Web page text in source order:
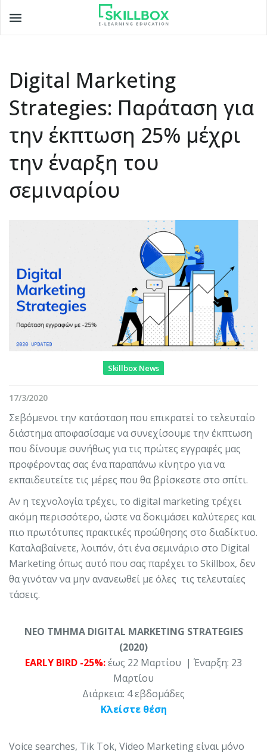
Digital Marketing
Strategies: Παράταση για
την έκπτωση 25% μέχρι
την έναρξη του
σεμιναρίου
Skillbox News
17/3/2020
Σεβόμενοι την κατάσταση που επικρατεί το τελευταίο
διάστημα αποφασίσαμε να συνεχίσουμε την έκπτωση
που δίνουμε συνήθως για τις πρώτες εγγραφές μας
προφέροντας σας ένα παραπάνω κίνητρο για να
εκπαιδευτείτε τις μέρες που θα βρίσκεστε στο σπίτι.
Αν η τεχνολογία τρέχει, το digital marketing τρέχει
ακόμη περισσότερο, ώστε να δοκιμάσει καλύτερες και
πιο πρωτότυπες πρακτικές προώθησης στο διαδίκτυο.
Καταλαβαίνετε, λοιπόν, ότι ένα σεμινάριο στο Digital
Marketing όπως αυτό που σας παρέχει το Skillbox, δεν
θα γινόταν να μην ανανεωθεί με όλες τις τελευταίες
τάσεις.
ΝΕΟ ΤΜΗΜΑ DIGITAL MARKETING STRATEGIES
(2020)
EARLY BIRD -25%:έως 22 Μαρτίου | Έναρξη: 23
Μαρτίου
Διάρκεια: 4 εβδομάδες
Κλείστε θέση
Voice searches, Tik Tok, Video Marketing είναι μόνο